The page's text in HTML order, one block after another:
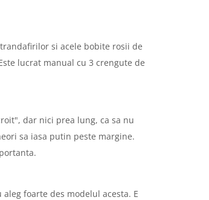
si acele bobite rosii de
lucrat manual cu 3 crengute de
dar nici prea lung, ca sa nu
sa iasa putin peste margine.
foarte des modelul acesta. E